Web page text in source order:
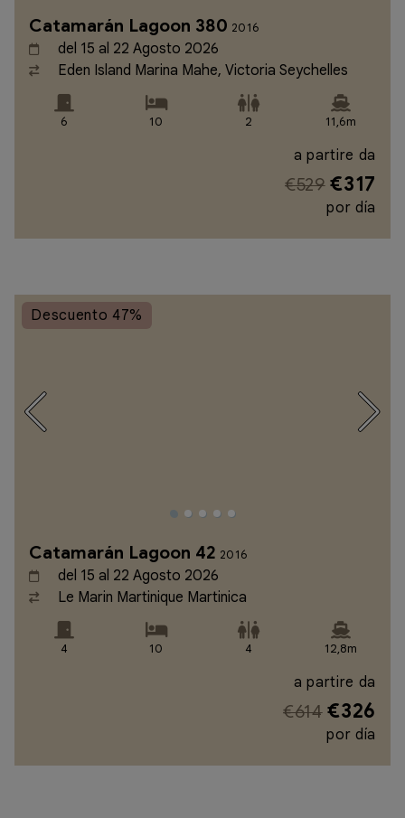
Catamarán Lagoon 380 2016
del 15 al 22 Agosto 2026
Eden Island Marina Mahe, Victoria Seychelles
6 10 2 11,6m
a partire da
€529 €317
por día
Descuento 47%
Catamarán Lagoon 42 2016
del 15 al 22 Agosto 2026
Le Marin Martinique Martinica
4 10 4 12,8m
a partire da
€614 €326
por día